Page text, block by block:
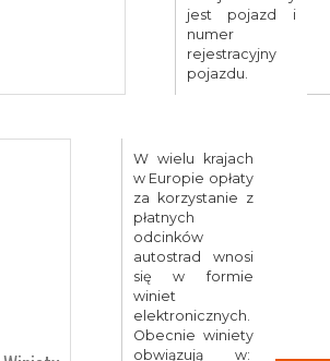
jest pojazd i
numer
rejestracyjny
pojazdu.
W wielu krajach
w Europie opłaty
za korzystanie z
płatnych
odcinków
autostrad wnosi
się w formie
winiet
elektronicznych.
Obecnie winiety
obwiązują w: